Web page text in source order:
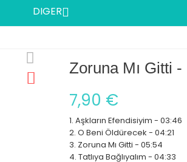
DIGER
Zoruna Mı Gitti
7,90 €
1. Aşkların Efendisiyim - 03:46
2. O Beni Öldürecek - 04:21
3. Zoruna Mı Gitti - 05:54
4. Tatlıya Bağlıyalım - 04:33